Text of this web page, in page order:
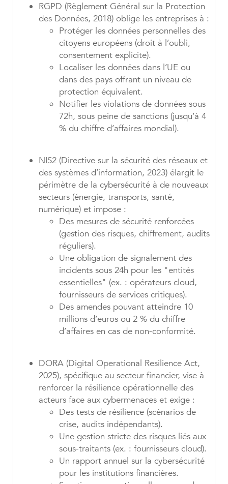
RGPD (Règlement Général sur la Protection
des Données, 2018) oblige les entreprises à :
Protéger les données personnelles des
citoyens européens (droit à l’oubli,
consentement explicite).
Localiser les données dans l’UE ou
dans des pays offrant un niveau de
protection équivalent.
Notifier les violations de données sous
72h, sous peine de sanctions (jusqu’à 4
% du chiffre d’affaires mondial).
NIS2 (Directive sur la sécurité des réseaux et
des systèmes d’information, 2023) élargit le
périmètre de la cybersécurité à de nouveaux
secteurs (énergie, transports, santé,
numérique) et impose :
Des mesures de sécurité renforcées
(gestion des risques, chiffrement, audits
réguliers).
Une obligation de signalement des
incidents sous 24h pour les "entités
essentielles" (ex. : opérateurs cloud,
fournisseurs de services critiques).
Des amendes pouvant atteindre 10
millions d’euros ou 2 % du chiffre
d’affaires en cas de non-conformité.
DORA (Digital Operational Resilience Act,
2025), spécifique au secteur financier, vise à
renforcer la résilience opérationnelle des
acteurs face aux cybermenaces et exige :
Des tests de résilience (scénarios de
crise, audits indépendants).
Une gestion stricte des risques liés aux
sous-traitants (ex. : fournisseurs cloud).
Un rapport annuel sur la cybersécurité
pour les institutions financières.